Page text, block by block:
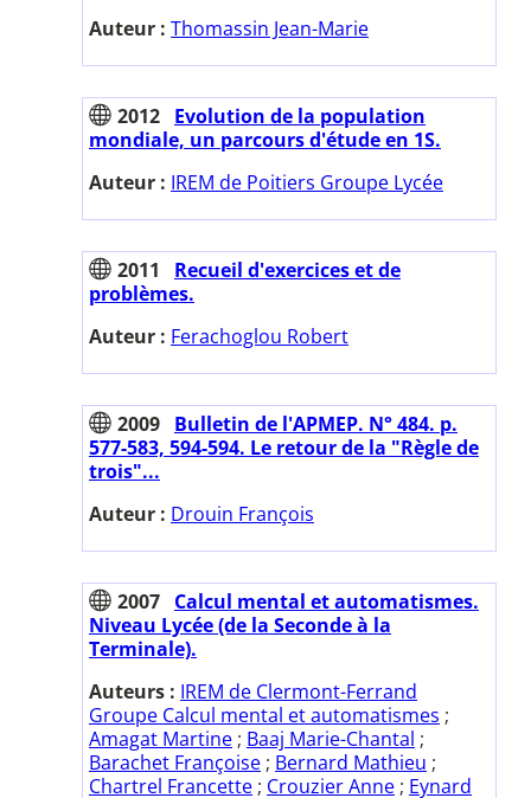
Auteur : Thomassin Jean-Marie
2012 Evolution de la population
mondiale, un parcours d'étude en 1S.
Auteur : IREM de Poitiers Groupe Lycée
2011
Recueil d'exercices et de
problèmes.
Auteur : Ferachoglou Robert
2009 Bulletin de l'APMEP. N° 484. p.
577-583, 594-594. Le retour de la "Règle de
trois"...
Auteur : Drouin François
2007 Calcul mental et automatismes.
Niveau Lycée (de la Seconde à la
Terminale).
Auteurs : IREM de Clermont-Ferrand
Groupe Calcul mental et automatismes ;
Amagat Martine ; Baaj Marie-Chantal ;
Barachet Françoise ; Bernard Mathieu ;
Chartrel Francette ; Crouzier Anne ; Eynard